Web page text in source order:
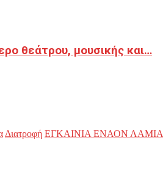
θεάτρου, μουσικής και…
Διατροφή ΕΓΚΑΙΝΙΑ ΕΝΑΟΝ ΛΑΜΙΑ